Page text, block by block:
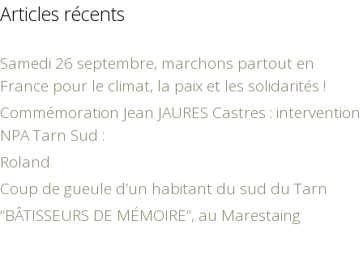
Articles récents
Samedi 26 septembre, marchons partout en
France pour le climat, la paix et les solidarités !
Commémoration Jean JAURES Castres : intervention
NPA Tarn Sud :
Roland
Coup de gueule d’un habitant du sud du Tarn
“BÂTISSEURS DE MÉMOIRE”, au Marestaing